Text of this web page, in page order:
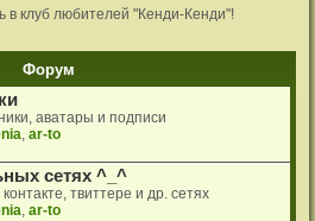
в клуб любителей "Кенди-Кенди"!
Форум
аватары и подписи
, ar-to
сетях ^_^
твиттере и др. сетях
, ar-to